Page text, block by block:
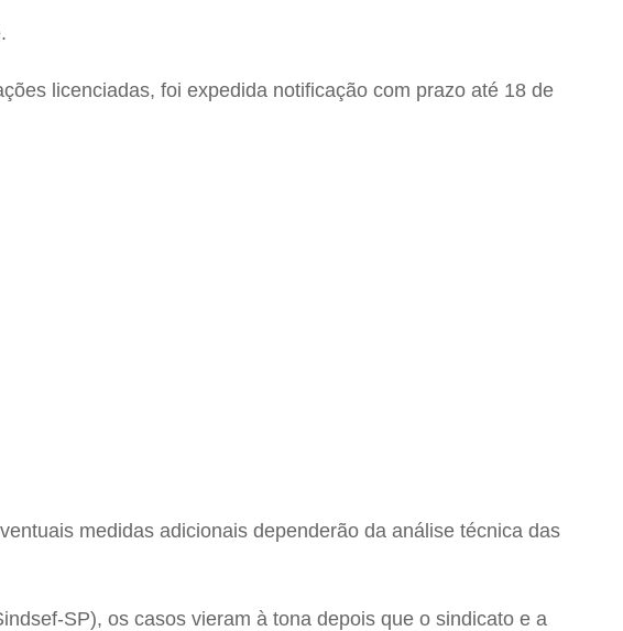
licenciadas, foi expedida notificação com prazo até 18 de
medidas adicionais dependerão da análise técnica das
SP), os casos vieram à tona depois que o sindicato e a